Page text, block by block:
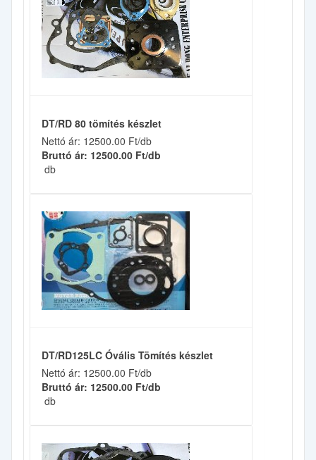
DT/RD 80 tömítés készlet
Nettó ár: 12500.00 Ft/db
Bruttó ár: 12500.00 Ft/db
db
DT/RD125LC Óvális Tömítés készlet
Nettó ár: 12500.00 Ft/db
Bruttó ár: 12500.00 Ft/db
db